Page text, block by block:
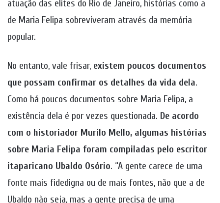
atuação das elites do Rio de Janeiro, histórias como a
de Maria Felipa sobreviveram através da memória
popular.
No entanto, vale frisar, existem poucos documentos
que possam confirmar os detalhes da vida dela.
Como há poucos documentos sobre Maria Felipa, a
existência dela é por vezes questionada. De acordo
com o historiador Murilo Mello, algumas histórias
sobre Maria Felipa foram compiladas pelo escritor
itaparicano Ubaldo Osório. “A gente carece de uma
fonte mais fidedigna ou de mais fontes, não que a de
Ubaldo não seja, mas a gente precisa de uma